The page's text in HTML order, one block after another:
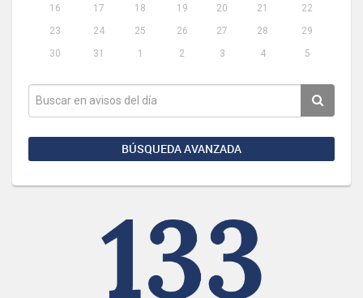
16
17 18 19 20 21
22
23
24 25 26 27 28
29
30
31 1 2 3 4 5
BÚSQUEDA AVANZADA